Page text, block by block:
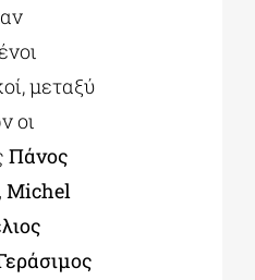
μεταξύ
οι
Πάνος
Michel